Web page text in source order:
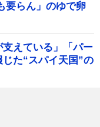
要らん」のゆで卵
支えている」「パー
じた“スパイ天国”の